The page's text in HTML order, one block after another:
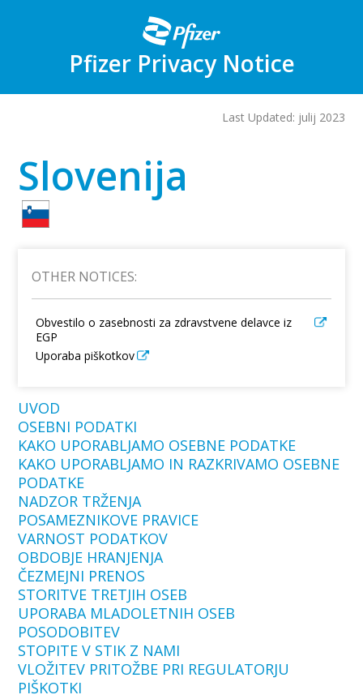
Pfizer Privacy Notice
Last Updated: julij 2023
Slovenija
OTHER NOTICES:
Obvestilo o zasebnosti za zdravstvene delavce iz
EGP
Uporaba piškotkov
UVOD
OSEBNI PODATKI
KAKO UPORABLJAMO OSEBNE PODATKE
KAKO UPORABLJAMO IN RAZKRIVAMO OSEBNE
PODATKE
NADZOR TRŽENJA
POSAMEZNIKOVE PRAVICE
VARNOST PODATKOV
OBDOBJE HRANJENJA
ČEZMEJNI PRENOS
STORITVE TRETJIH OSEB
UPORABA MLADOLETNIH OSEB
POSODOBITEV
STOPITE V STIK Z NAMI
VLOŽITEV PRITOŽBE PRI REGULATORJU
PIŠKOTKI